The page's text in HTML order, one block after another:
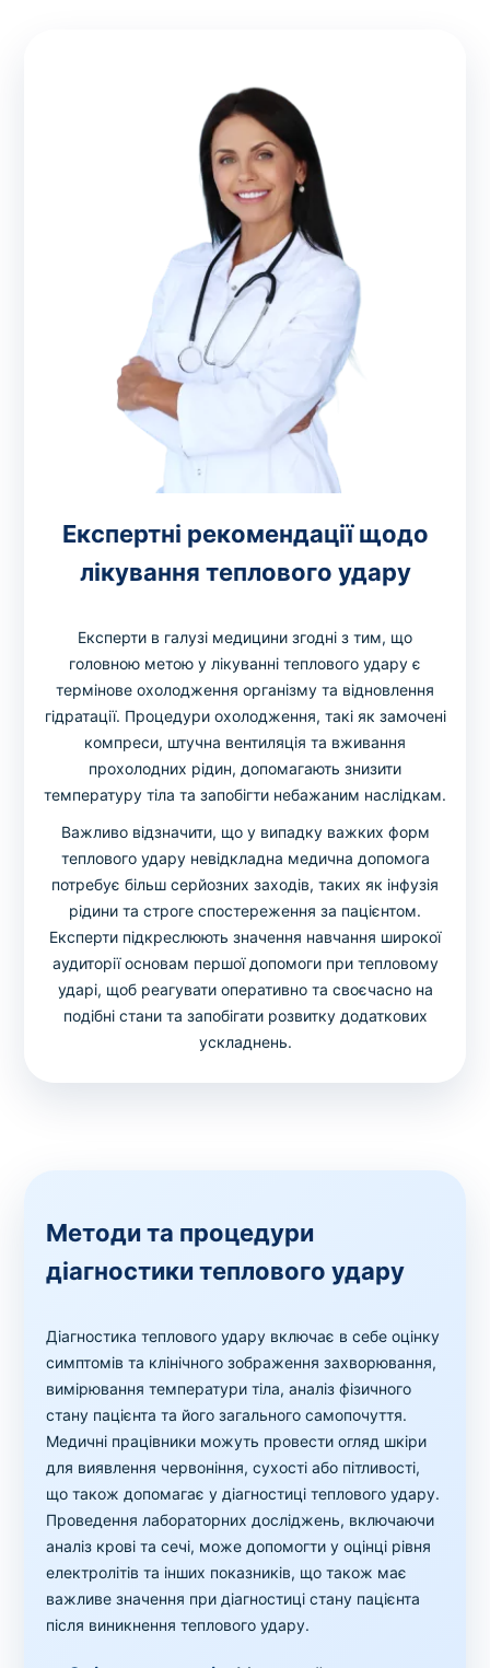
Експертні рекомендації щодо
лікування теплового удару
Експерти в галузі медицини згодні з тим, що
головною метою у лікуванні теплового удару є
термінове охолодження організму та відновлення
гідратації. Процедури охолодження, такі як замочені
компреси, штучна вентиляція та вживання
прохолодних рідин, допомагають знизити
температуру тіла та запобігти небажаним наслідкам.
Важливо відзначити, що у випадку важких форм
теплового удару невідкладна медична допомога
потребує більш серйозних заходів, таких як інфузія
рідини та строге спостереження за пацієнтом.
Експерти підкреслюють значення навчання широкої
аудиторії основам першої допомоги при тепловому
ударі, щоб реагувати оперативно та своєчасно на
подібні стани та запобігати розвитку додаткових
ускладнень.
Методи та процедури
діагностики теплового удару
Діагностика теплового удару включає в себе оцінку
симптомів та клінічного зображення захворювання,
вимірювання температури тіла, аналіз фізичного
стану пацієнта та його загального самопочуття.
Медичні працівники можуть провести огляд шкіри
для виявлення червоніння, сухості або пітливості,
що також допомагає у діагностиці теплового удару.
Проведення лабораторних досліджень, включаючи
аналіз крові та сечі, може допомогти у оцінці рівня
електролітів та інших показників, що також має
важливе значення при діагностиці стану пацієнта
після виникнення теплового удару.